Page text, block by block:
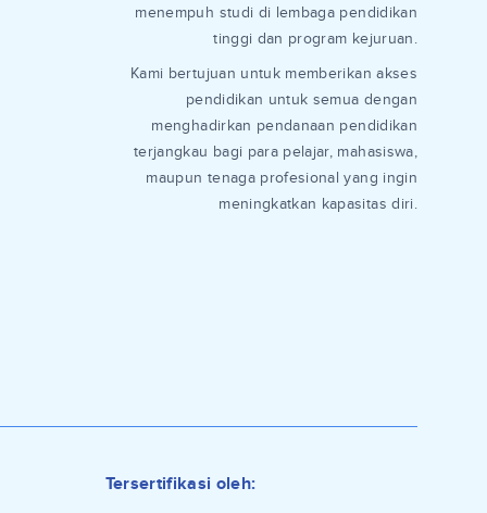
menempuh studi di lembaga pendidikan
tinggi dan program kejuruan.
Kami bertujuan untuk memberikan akses
pendidikan untuk semua dengan
menghadirkan pendanaan pendidikan
terjangkau bagi para pelajar, mahasiswa,
maupun tenaga profesional yang ingin
meningkatkan kapasitas diri.
Tersertifikasi oleh: